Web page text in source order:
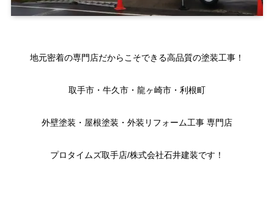
地元密着の専門店だからこそできる高品質の塗装工事！
取手市・牛久市・龍ヶ崎市・利根町
外壁塗装・屋根塗装・外装リフォーム工事 専門店
プロタイムズ取手店/株式会社石井建装です！